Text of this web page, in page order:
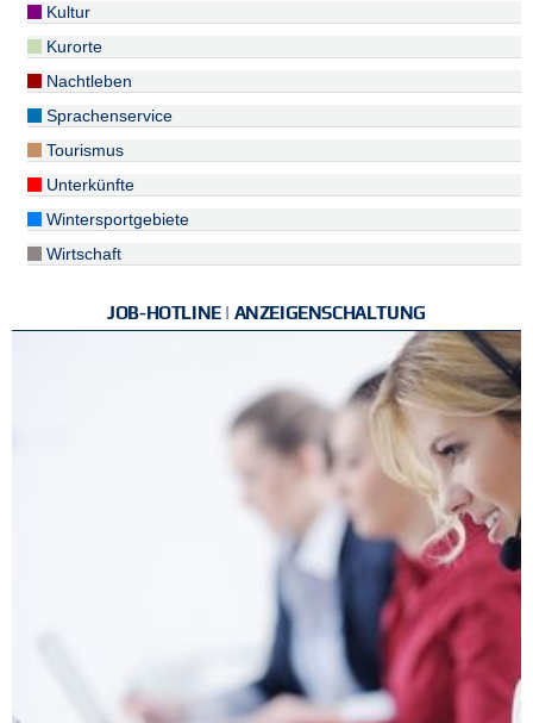
Kultur
Kurorte
Nachtleben
Sprachenservice
Tourismus
Unterkünfte
Wintersportgebiete
Wirtschaft
JOB-HOTLINE | ANZEIGENSCHALTUNG